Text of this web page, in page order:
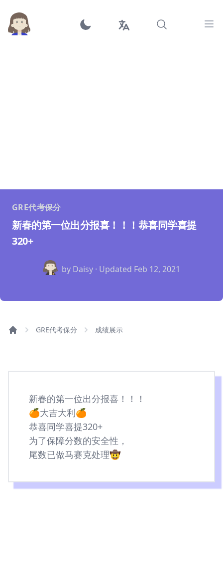
GRE代考保分
新春的第一位出分报喜！！！恭喜同学喜提
320+
by Daisy · Updated Feb 12, 2021
GRE代考保分 成绩展示
新春的第一位出分报喜！！！
🍊大吉大利🍊
恭喜同学喜提320+
为了保障分数的安全性，
尾数已做马赛克处理🤠